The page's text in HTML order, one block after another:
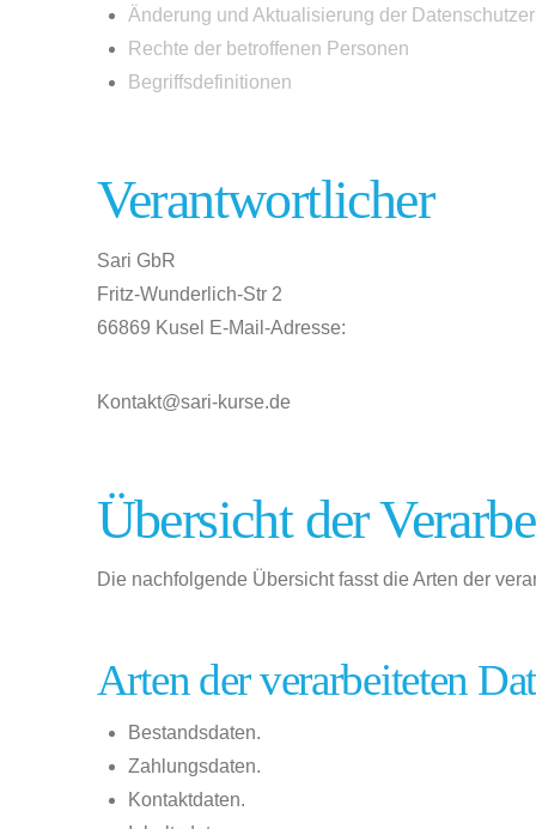
Änderung und Aktualisierung der
Rechte der betroffenen Personen
Begriffsdefinitionen
Verantwortlicher
Sari GbR
Fritz-Wunderlich-Str 2
66869 Kusel E-Mail-Adresse:
Kontakt@sari-kurse.de
Übersicht der
Die nachfolgende Übersicht fasst die Arten der
Arten der verarbeiteten
Bestandsdaten.
Zahlungsdaten.
Kontaktdaten.